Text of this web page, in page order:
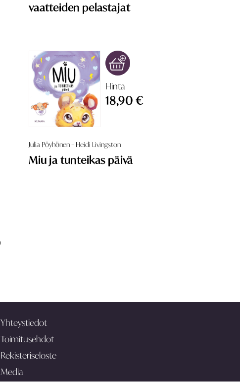
vaatteiden pelastajat
Hinta
18,90 €
Julia Pöyhönen – Heidi Livingston
Miu ja tunteikas päivä
Yhteystiedot
Toimitusehdot
Rekisteriseloste
Media